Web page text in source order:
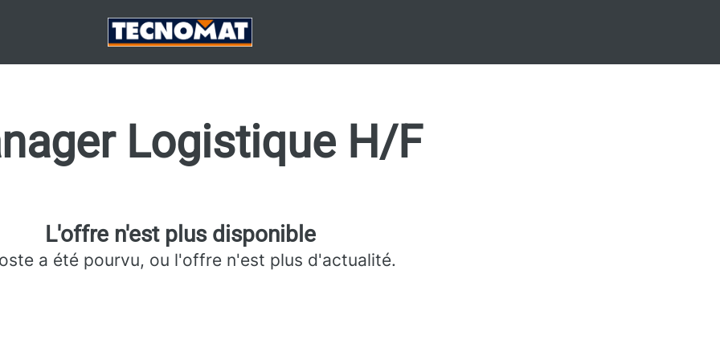
Logistique H/F
L'offre n'est plus disponible
a été pourvu, ou l'offre n'est plus d'actualité.